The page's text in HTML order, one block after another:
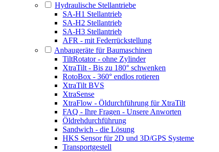
Hydraulische Stellantriebe
SA-H1 Stellantrieb
SA-H2 Stellantrieb
SA-H3 Stellantrieb
AFR - mit Federrückstellung
Anbaugeräte für Baumaschinen
TiltRotator - ohne Zylinder
XtraTilt - Bis zu 180° schwenken
RotoBox - 360° endlos rotieren
XtraTilt BVS
XtraSense
XtraFlow - Öldurchführung für XtraTilt
FAQ - Ihre Fragen - Unsere Anworten
Öldrehdurchführung
Sandwich - die Lösung
HKS Sensor für 2D und 3D/GPS Systeme
Transportgestell